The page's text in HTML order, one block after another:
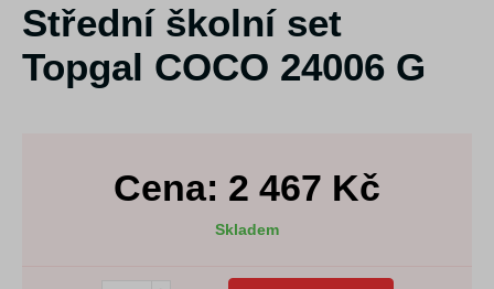
Střední školní set
Topgal COCO 24006 G
Cena: 2 467 Kč
Skladem